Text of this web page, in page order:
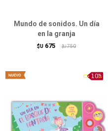
Mundo de sonidos. Un día
en la granja
$U 675 $U 750